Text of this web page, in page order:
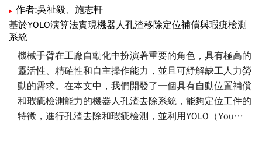
晶圓表面膜厚度受光折射產生的色差來偵測晶圓表面膜厚
均勻度之方法。本技術首先使用正常晶圓上的膜厚顏色進
行色彩空間轉換以得到標準的色彩資料，透過小區域的統
計比較與計算加以辨識待測晶圓的膜厚均勻度並加以標示
出異常的膜厚區域。實驗結果顯示本文提出的方法可以有
效偵測出晶圓表面上膜厚不均之區域，且檢測時間合於
CVD的處理時間極板因為操作在溫度較高的硫酸環境中，
所以金屬板會遇到腐蝕的問題。透過雷射披覆碳膜於金屬
雙極板上可提供抗腐蝕之保護。
作者:吳祉毅、施志軒
基於YOLO演算法實現機器人孔渣移除定位補償與瑕疵檢測
系統
機械手臂在工廠自動化中扮演著重要的角色，具有極高的
靈活性、精確性和自主操作能力，並且可紓解缺工人力勞
動的需求。在本文中，我們開發了一個具有自動位置補償
和瑕疵檢測能力的機器人孔渣去除系統，能夠定位工件的
特徵，進行孔渣去除和瑕疵檢測，並利用YOLO（You
Only Look Once）算法進行物體檢測。本文中的實驗工件